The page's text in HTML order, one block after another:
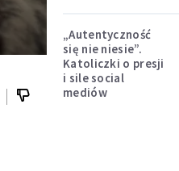
„Autentyczność
się nie niesie”.
Katoliczki o presji
i sile social
mediów